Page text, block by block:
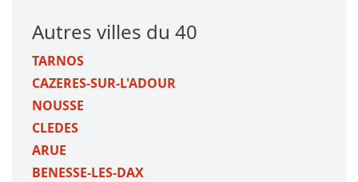
Autres villes du 40
TARNOS
CAZERES-SUR-L'ADOUR
NOUSSE
CLEDES
ARUE
BENESSE-LES-DAX